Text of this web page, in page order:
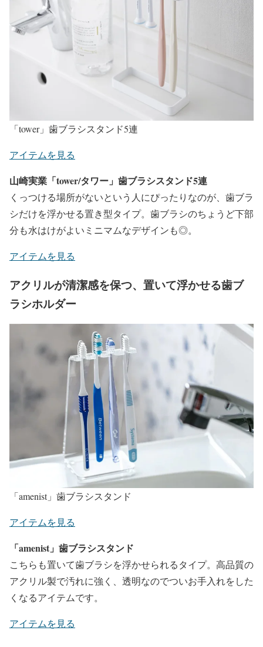
「tower」歯ブラシスタンド5連
アイテムを見る
山崎実業「tower/タワー」歯ブラシスタンド5連
くっつける場所がないという人にぴったりなのが、歯ブラ
シだけを浮かせる置き型タイプ。歯ブラシのちょうど下部
分も水はけがよいミニマムなデザインも◎。
アイテムを見る
アクリルが清潔感を保つ、置いて浮かせる歯ブ
ラシホルダー
「amenist」歯ブラシスタンド
アイテムを見る
「amenist」歯ブラシスタンド
こちらも置いて歯ブラシを浮かせられるタイプ。高品質の
アクリル製で汚れに強く、透明なのでついお手入れをした
くなるアイテムです。
アイテムを見る